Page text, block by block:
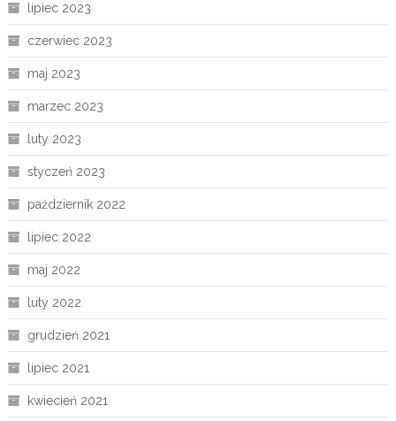
lipiec 2023
czerwiec 2023
maj 2023
marzec 2023
luty 2023
styczeń 2023
październik 2022
lipiec 2022
maj 2022
luty 2022
grudzień 2021
lipiec 2021
kwiecień 2021